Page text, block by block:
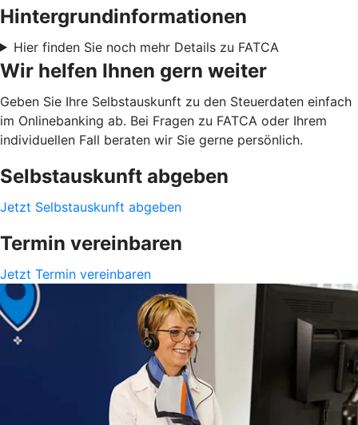
Hintergrundinformationen
Hier finden Sie noch mehr Details zu FATCA
Wir helfen Ihnen gern weiter
Geben Sie Ihre Selbstauskunft zu den Steuerdaten einfach
im Onlinebanking ab. Bei Fragen zu FATCA oder Ihrem
individuellen Fall beraten wir Sie gerne persönlich.
Selbstauskunft abgeben
Jetzt Selbstauskunft abgeben
Termin vereinbaren
Jetzt Termin vereinbaren